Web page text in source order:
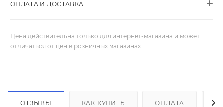
ОПЛАТА И ДОСТАВКА
Цена действительна только для интернет-магазина и может
отличаться от цен в розничных магазинах
ОТЗЫВЫ КАК КУПИТЬ ОПЛАТА